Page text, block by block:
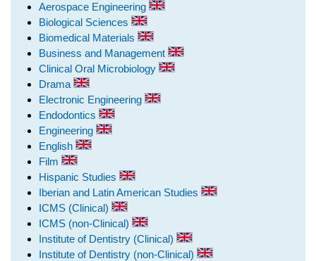
Aerospace Engineering
Biological Sciences
Biomedical Materials
Business and Management
Clinical Oral Microbiology
Drama
Electronic Engineering
Endodontics
Engineering
English
Film
Hispanic Studies
Iberian and Latin American Studies
ICMS (Clinical)
ICMS (non-Clinical)
Institute of Dentistry (Clinical)
Institute of Dentistry (non-Clinical)